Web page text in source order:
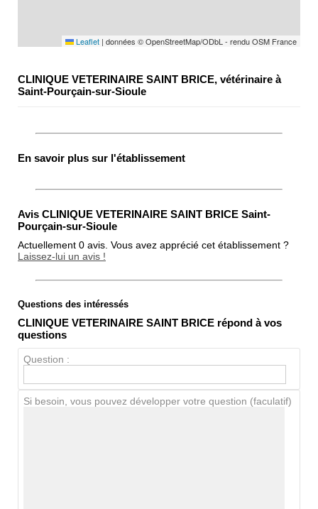
Leaflet | données © OpenStreetMap/ODbL - rendu OSM France
CLINIQUE VETERINAIRE SAINT BRICE, vétérinaire à
Saint-Pourçain-sur-Sioule
En savoir plus sur l'établissement
Avis CLINIQUE VETERINAIRE SAINT BRICE Saint-
Pourçain-sur-Sioule
Actuellement 0 avis. Vous avez apprécié cet établissement ?
Laissez-lui un avis !
Note globale
Propreté
Chien / chat
Questions des intéressés
CLINIQUE VETERINAIRE SAINT BRICE répond à vos
questions
Question :
Si besoin, vous pouvez développer votre question (faculatif)